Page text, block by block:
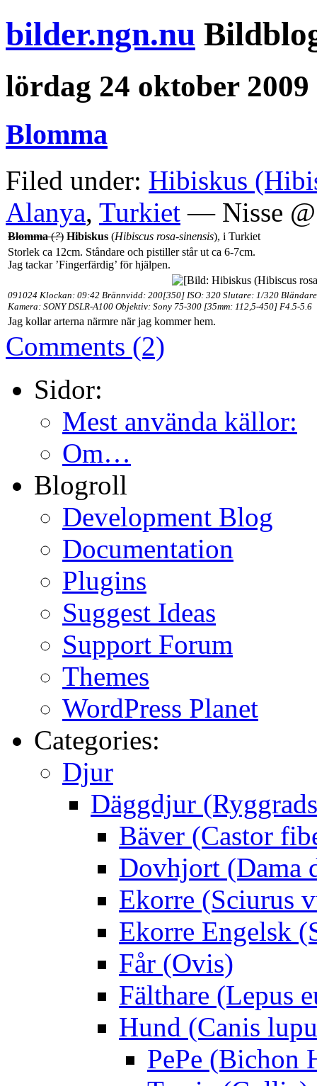
bilder.ngn.nu
lördag 24 oktober 2009
Blomma
Filed under: Hibiskus
Alanya, Turkiet — Nisse
Blomma(?) Hibiskus (Hibiscus rosa-sinensis), i Turkiet
Storlek ca 12cm. Ståndare och pistiller står ut ca 6-7cm.
Jag tackar ’Fingerfärdig’ för hjälpen.
091024 Klockan: 09:42 Brännvidd: 200[350] ISO: 320 Slutare: 1/320
Kamera: SONY DSLR-A100 Objektiv: Sony 75-300 [35mm: 112,5-450] F4.5-5.6
Jag kollar arterna närmre när jag kommer hem.
Comments (2)
Sidor:
Mest använda källor:
Om…
Blogroll
Development Blog
Documentation
Plugins
Suggest Ideas
Support Forum
Themes
WordPress Planet
Categories:
Djur
Däggdjur
Bäver (Castor
Dovhjort (Dama
Ekorre (Sciurus
Ekorre Engelsk
Får (Ovis)
Fälthare (Lepus
Hund (Canis
PePe (Bichon